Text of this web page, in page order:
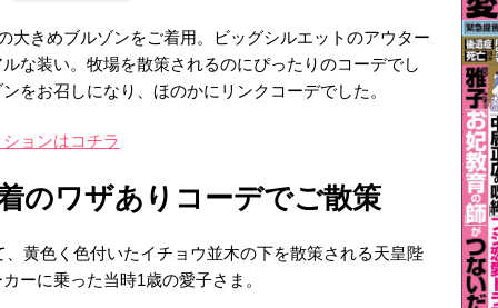
大きめブルゾンをご着用。ビッグシルエットのアウター
な装い。牧場を散策されるのにぴったりのコーデでし
をお召しになり、ほのかにリンクコーデでした。
ョンはコチラ
のワザありコーデでご散策
黄色く色付いたイチョウ並木の下を散策される天皇陛
ーに乗った当時1歳の愛子さま。